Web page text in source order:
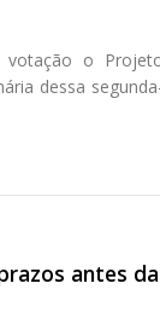
votação o
dessa
antes da